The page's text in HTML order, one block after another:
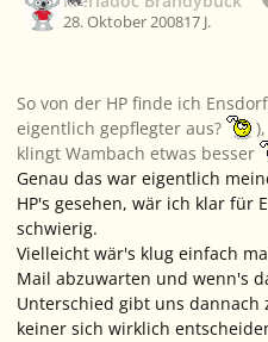
28. Oktober 200817 J.
So von der HP finde ich
eigentlich gepflegter aus?
klingt Wambach etwas besser
Genau das war eigentlich
HP's gesehen, wär ich klar für
schwierig.
Vielleicht wär's klug einfach
Mail abzuwarten und wenn's
Unterschied gibt uns dannach
keiner sich wirklich